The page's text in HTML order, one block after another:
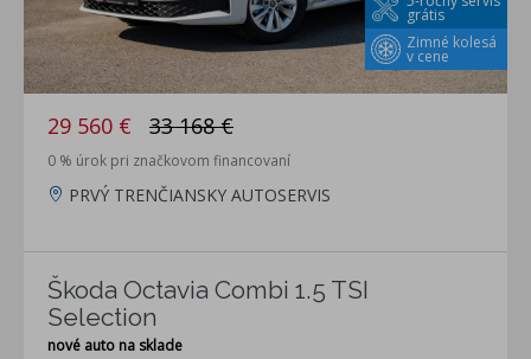
Zimné kolesá
v cene
grátis
29 560 € 33 168 €
0 % úrok pri značkovom financovaní
PRVÝ TRENČIANSKY AUTOSERVIS
Škoda Octavia Combi 1.5 TSI
Selection
nové auto na sklade